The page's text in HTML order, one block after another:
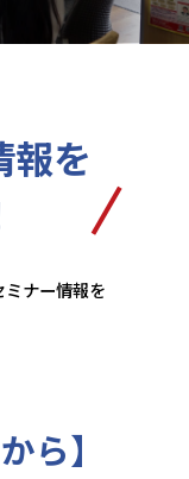
報を
ナー情報を
ら】